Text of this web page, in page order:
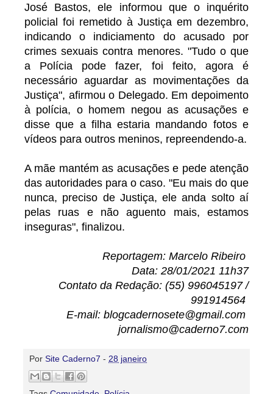
José Bastos, ele informou que o inquérito
policial foi remetido à Justiça em dezembro,
indicando o indiciamento do acusado por
crimes sexuais contra menores. "Tudo o que
a Polícia pode fazer, foi feito, agora é
necessário aguardar as movimentações da
Justiça", afirmou o Delegado. Em depoimento
à polícia, o homem negou as acusações e
disse que a filha estaria mandando fotos e
vídeos para outros meninos, repreendendo-a.
A mãe mantém as acusações e pede atenção
das autoridades para o caso. "Eu mais do que
nunca, preciso de Justiça, ele anda solto aí
pelas ruas e não aguento mais, estamos
inseguras", finalizou.
Reportagem: Marcelo Ribeiro
Data: 28/01/2021 11h37
Contato da Redação: (55) 996045197 /
991914564
E-mail: blogcadernosete@gmail.com
jornalismo@caderno7.com
Por Site Caderno7 - 28 janeiro